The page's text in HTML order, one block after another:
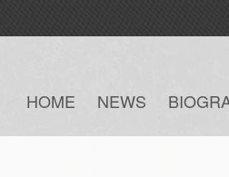
HOME NEWS